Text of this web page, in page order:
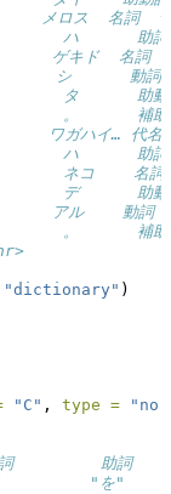
ロス  名詞  普
助詞  係
ド  名詞  普
動詞  非自
助動詞…
補助記号
ガハイ… 代名
助詞  係
コ    名詞  普
助動詞…
ル    動詞  非自
補助記号
"dictionary" )
"C" , type =
助詞
"         "を"